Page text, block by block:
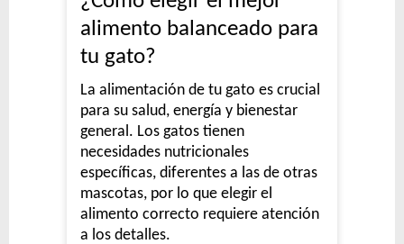
alimento balanceado para
tu gato?
La alimentación de tu gato es crucial
para su salud, energía y bienestar
general. Los gatos tienen
necesidades nutricionales
específicas, diferentes a las de otras
mascotas, por lo que elegir el
alimento correcto requiere atención
a los detalles.